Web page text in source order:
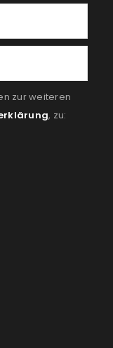
zur weiteren
, zu: